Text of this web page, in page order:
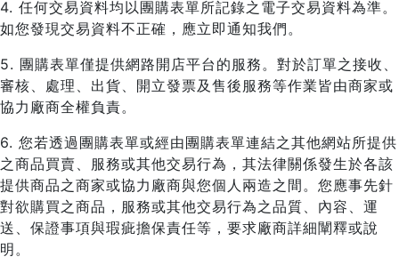
4. 任何交易資料均以團購表單所記錄之電子交易資料為準。
如您發現交易資料不正確，應立即通知我們。
5. 團購表單僅提供網路開店平台的服務。對於訂單之接收、
審核、處理、出貨、開立發票及售後服務等作業皆由商家或
協力廠商全權負責。
6. 您若透過團購表單或經由團購表單連結之其他網站所提供
之商品買賣、服務或其他交易行為，其法律關係發生於各該
提供商品之商家或協力廠商與您個人兩造之間。您應事先針
對欲購買之商品，服務或其他交易行為之品質、內容、運
送、保證事項與瑕疵擔保責任等，要求廠商詳細闡釋或說
明。